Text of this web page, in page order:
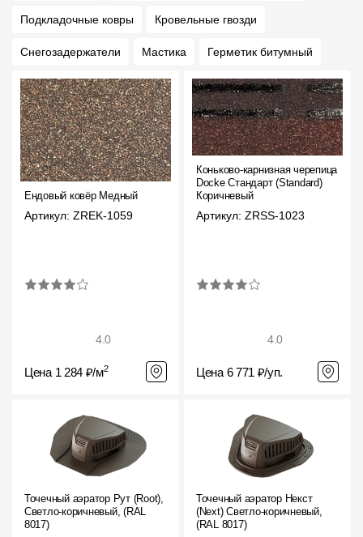
Подкладочные ковры Кровельные гвозди
Снегозадержатели Мастика Герметик битумный
Ендовый ковёр Медный
Артикул: ZREK-1059
4.0
Цена 1 284 ₽/м2
Коньково-карнизная черепица
Docke Стандарт (Standard)
Коричневый
Артикул: ZRSS-1023
4.0
Цена 6 771 ₽/уп.
Точечный аэратор Рут (Root),
Светло-коричневый, (RAL
8017)
Точечный аэратор Некст
(Next) Светло-коричневый,
(RAL 8017)